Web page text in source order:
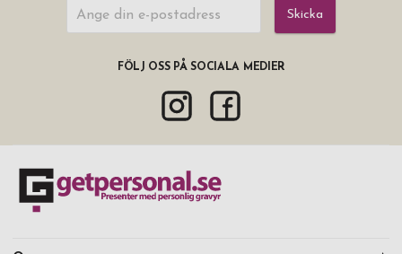
Skicka
FÖLJ OSS PÅ SOCIALA MEDIER